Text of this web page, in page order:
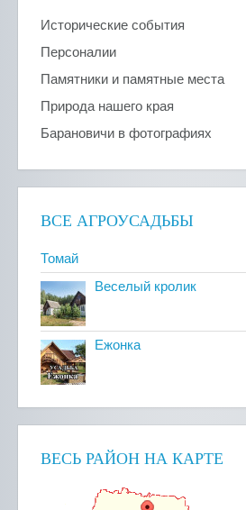
Исторические события
Персоналии
Памятники и памятные места
Природа нашего края
Барановичи в фотографиях
ВСЕ АГРОУСАДЬБЫ
Томай
Веселый кролик
Ежонка
ВЕСЬ РАЙОН НА КАРТЕ